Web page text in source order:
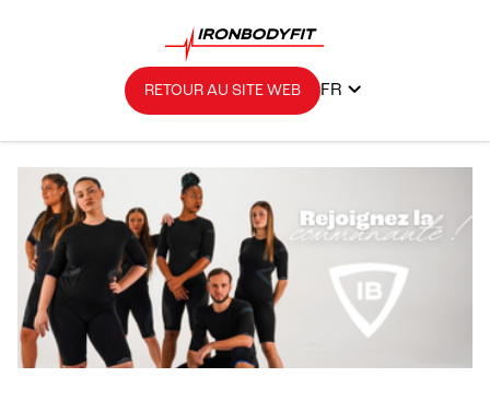
RETOUR AU SITE WEB FR